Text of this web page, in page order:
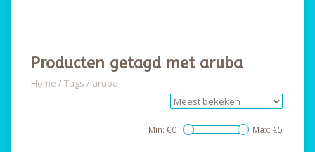
Producten getagd met aruba
Home /Tags / aruba
Min: €0 Max: €5